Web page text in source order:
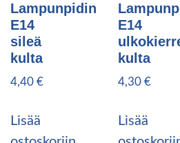
Lampunpidin
E14
sileä
kulta
4,40 €
Lisää
E14
kulta
4,30 €
Lisää